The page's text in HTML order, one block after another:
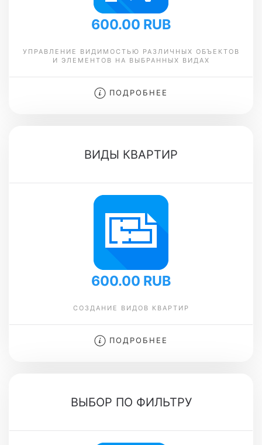
600.00 RUB
УПРАВЛЕНИЕ ВИДИМОСТЬЮ РАЗЛИЧНЫХ ОБЪЕКТОВ
И ЭЛЕМЕНТОВ НА ВЫБРАННЫХ ВИДАХ
ПОДРОБНЕЕ
ВИДЫ КВАРТИР
600.00 RUB
СОЗДАНИЕ ВИДОВ КВАРТИР
ПОДРОБНЕЕ
ВЫБОР ПО ФИЛЬТРУ